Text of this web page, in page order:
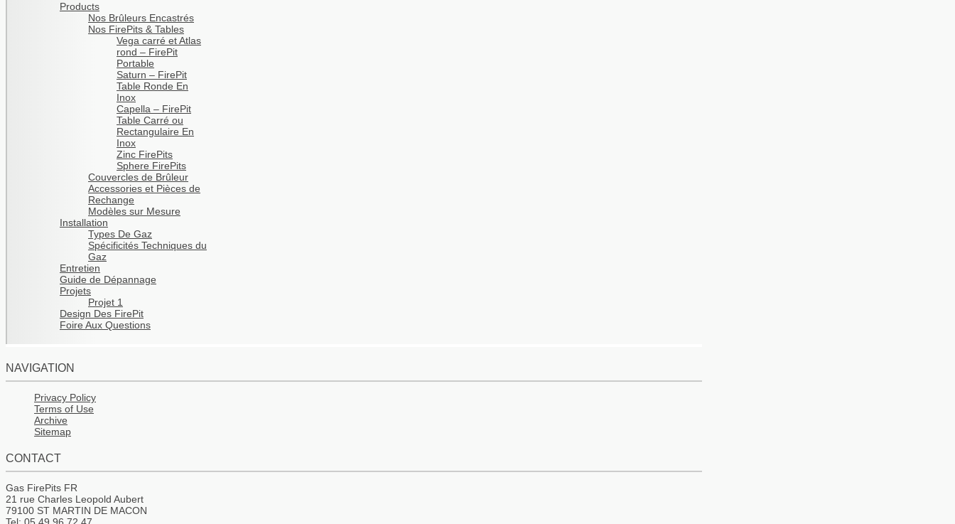
Products
Nos Brûleurs Encastrés
Nos FirePits & Tables
Vega carré et Atlas
rond – FirePit
Portable
Saturn – FirePit
Table Ronde En
Inox
Capella – FirePit
Table Carré ou
Rectangulaire En
Inox
Zinc FirePits
Sphere FirePits
Couvercles de Brûleur
Accessories et Pièces de
Rechange
Modèles sur Mesure
Installation
Types De Gaz
Spécificités Techniques du
Gaz
Entretien
Guide de Dépannage
Projets
Projet 1
Design Des FirePit
Foire Aux Questions
NAVIGATION
Privacy Policy
Terms of Use
Archive
Sitemap
CONTACT
Gas FirePits FR
21 rue Charles Leopold Aubert
79100 ST MARTIN DE MACON